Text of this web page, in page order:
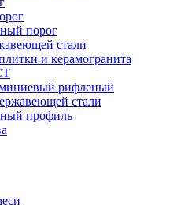
порог
стали
и керамогранита
рифленый
стали
профиль